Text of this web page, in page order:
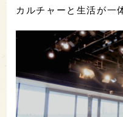
カルチャーと生活が一